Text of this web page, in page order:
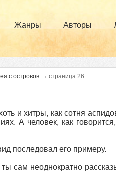
Жанры Авторы
с островов → страница 26
и хитры, как сотня
А человек, как
последовал его примеру.
сам неоднократно